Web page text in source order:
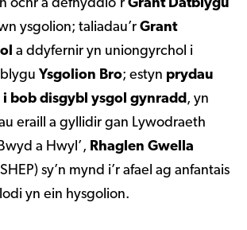
ochr â defnyddio’r Grant Datblygu
ysgolion; taliadau’r Grant
a ddyfernir yn uniongyrchol i
Ysgolion Bro; estyn prydau
bob disgybl ysgol gynradd, yn
eraill a gyllidir gan Lywodraeth
a Hwyl’, Rhaglen Gwella
sy’n mynd i’r afael ag anfantais
yn ein hysgolion.